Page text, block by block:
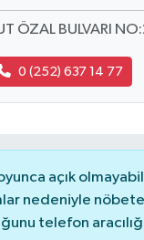
ÖZAL BULVARI
0 (252) 637 14 77
açık
nedeniyle
telefon